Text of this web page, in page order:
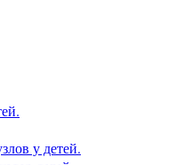
у детей.